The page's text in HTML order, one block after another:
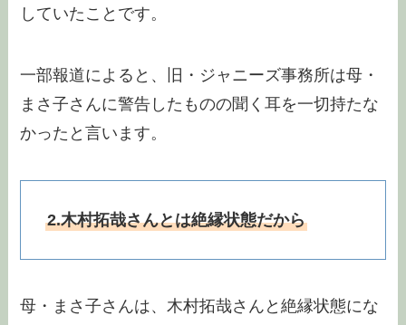
していたことです。
一部報道によると、旧・ジャニーズ事務所は母・
まさ子さんに警告したものの聞く耳を一切持たな
かったと言います。
2.木村拓哉さんとは絶縁状態だから
母・まさ子さんは、木村拓哉さんと絶縁状態にな